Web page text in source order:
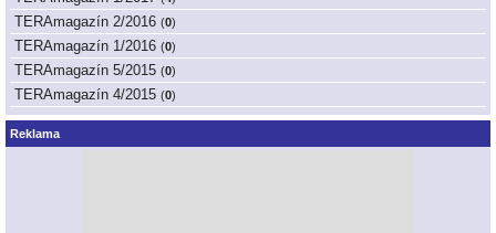
TERAmagazín 2/2016 (0)
TERAmagazín 1/2016 (0)
TERAmagazín 5/2015 (0)
TERAmagazín 4/2015 (0)
Reklama